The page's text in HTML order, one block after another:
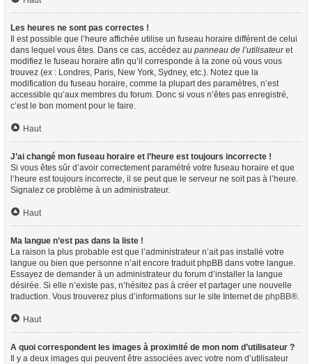
Les heures ne sont pas correctes !
Il est possible que l’heure affichée utilise un fuseau horaire différent de celui
dans lequel vous êtes. Dans ce cas, accédez au panneau de l’utilisateuret
modifiez le fuseau horaire afin qu’il corresponde à la zone où vous vous
trouvez (ex : Londres, Paris, New York, Sydney, etc.). Notez que la
modification du fuseau horaire, comme la plupart des paramètres, n’est
accessible qu’aux membres du forum. Donc si vous n’êtes pas enregistré,
c’est le bon moment pour le faire.
Haut
J’ai changé mon fuseau horaire et l’heure est toujours incorrecte !
Si vous êtes sûr d’avoir correctement paramétré votre fuseau horaire et que
l’heure est toujours incorrecte, il se peut que le serveur ne soit pas à l’heure.
Signalez ce problème à un administrateur.
Haut
Ma langue n’est pas dans la liste !
La raison la plus probable est que l’administrateur n’ait pas installé votre
langue ou bien que personne n’ait encore traduit phpBB dans votre langue.
Essayez de demander à un administrateur du forum d’installer la langue
désirée. Si elle n’existe pas, n’hésitez pas à créer et partager une nouvelle
traduction. Vous trouverez plus d’informations sur le site Internet de phpBB®.
Haut
A quoi correspondent les images à proximité de mon nom d’utilisateur ?
Il y a deux images qui peuvent être associées avec votre nom d’utilisateur